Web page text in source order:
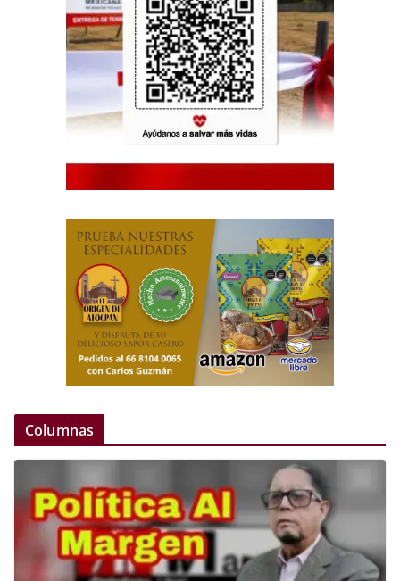
Columnas